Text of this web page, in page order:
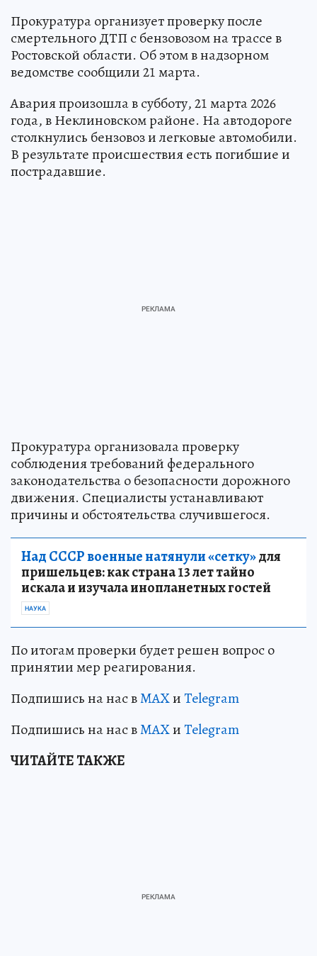
Прокуратура организует проверку после
смертельного ДТП с бензовозом на трассе в
Ростовской области. Об этом в надзорном
ведомстве сообщили 21 марта.
Авария произошла в субботу, 21 марта 2026
года, в Неклиновском районе. На автодороге
столкнулись бензовоз и легковые автомобили.
В результате происшествия есть погибшие и
пострадавшие.
Прокуратура организовала проверку
соблюдения требований федерального
законодательства о безопасности дорожного
движения. Специалисты устанавливают
причины и обстоятельства случившегося.
Над СССР военные натянули «сетку»для
пришельцев: как страна 13 лет тайно
искала и изучала инопланетных гостей
НАУКА
По итогам проверки будет решен вопрос о
принятии мер реагирования.
Подпишись на нас вMAXиTelegram
Подпишись на нас вMAXиTelegram
ЧИТАЙТЕ ТАКЖЕ